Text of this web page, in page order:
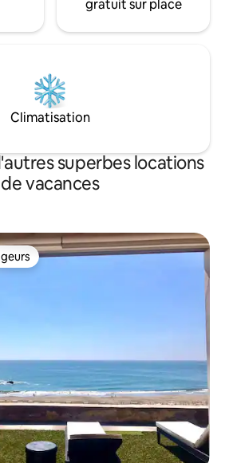
gratuit sur place
Climatisation
superbes locations
de vacances